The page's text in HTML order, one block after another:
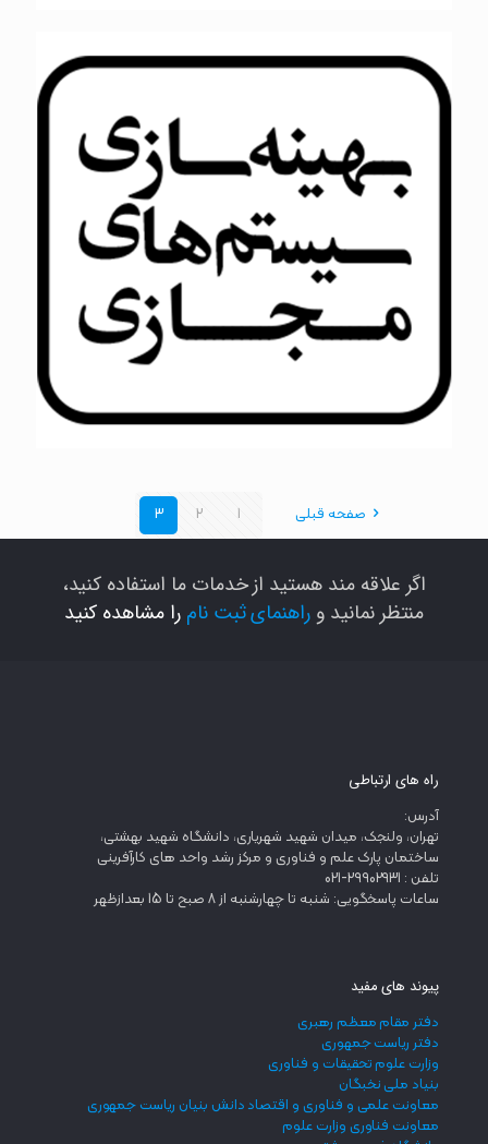
صفحه قبلی 1
2
3
اگر علاقه مند هستید از خدمات ما استفاده کنید،
منتظر نمانید و راهنمای ثبت نام را مشاهده کنید
راه های ارتباطی
آدرس:
تهران، ولنجک، میدان شهید شهریاری، دانشگاه شهید بهشتی،
ساختمان پارک علم و فناوری و مرکز رشد واحد های کارآفرینی
تلفن : 29902931-021
ساعات پاسخگویی: شنبه تا چهارشنبه از 8 صبح تا 15 بعدازظهر
پیوند های مفید
دفتر مقام معظم رهبری
دفتر ریاست جمهوری
وزارت علوم تحقیقات و فناوری
بنیاد ملی نخبگان
معاونت علمی و فناوری و اقتصاد دانش بنیان ریاست جمهوری
معاونت فناوری وزارت علوم